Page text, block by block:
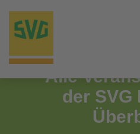
Alle
der SVG